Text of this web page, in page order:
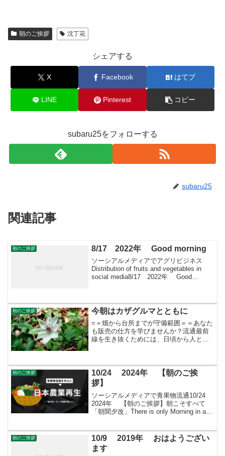
朝のご挨拶 沈丁花
シェアする
X Facebook はてブ
LINE Pinterest コピー
subaru25をフォローする
subaru25
関連記事
朝のご挨拶 8/17 2022年 Good morning
ソーシアルメディアでアグリビジネス
Distribution of fruits and vegetables in
social media8/17 2022年 Good
朝のご挨拶 今朝はカザグルマとともに
=＝畑から台所までが守備範囲＝＝あなた
も販売の仕方を学びませんか？流通最前
線を生き抜くためには、日頃から人と人
らない方は「すばる会員」へどうぞ！★
すばる会員（年会費：24000円）対象に販
売をサポート
朝のご挨拶
10/24 2024年 【朝のご挨
拶】
ソーシアルメディアで青果物流通10/24
2024年 【朝のご挨拶】朝こそすべて
「朝聞夕改」There is only Morning in all
ニュ...
朝のご挨拶
10/9 2019年 おはようござい
ます